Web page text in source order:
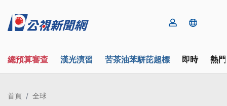
總預算審查 漢光演習 苦茶油苯駢芘超標 即時 熱
首頁 全球